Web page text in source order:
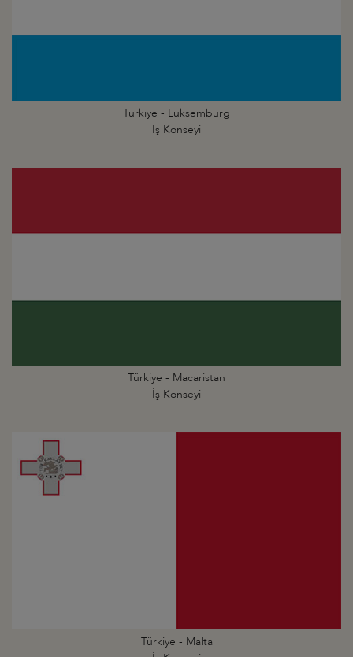
Türkiye - Lüksemburg
İş Konseyi
Türkiye - Macaristan
İş Konseyi
Türkiye - Malta